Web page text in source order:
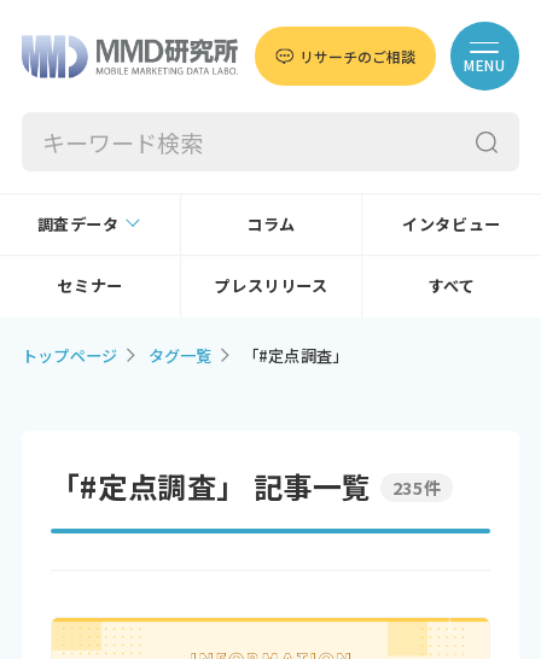
リサーチのご相談 MENU
調査データ コラム インタビュー
セミナー プレスリリース すべて
トップページ タグ一覧 「#定点調査」
「#定点調査」 記事一覧 235件